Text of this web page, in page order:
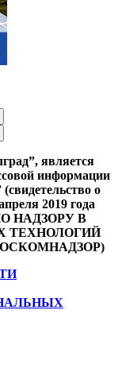
является
информации
о
2019 года
НАДЗОРУ В
ТЕХНОЛОГИЙ